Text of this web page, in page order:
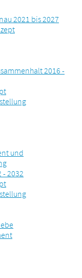
2021 bis 2027
2016 -
und
- 2032